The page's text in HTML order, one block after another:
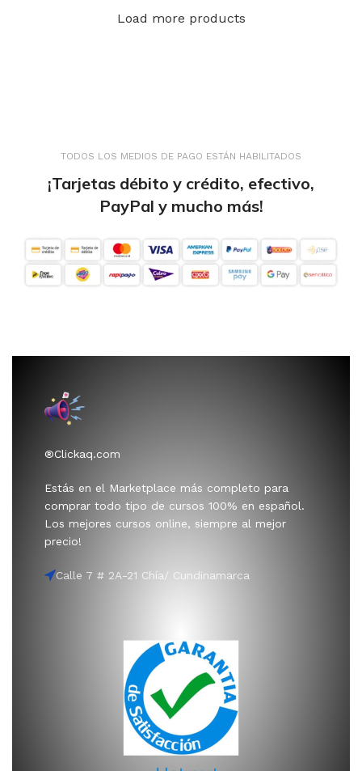
Load more products
TODOS LOS MEDIOS DE PAGO ESTÁN HABILITADOS
¡Tarjetas débito y crédito, efectivo,
PayPal y mucho más!
®Clickaq.com
Estás en el Marketplace más completo para
comprar todo tipo de cursos 100% en español.
Los mejores cursos online, siempre al mejor
precio!
Calle 7 # 2A-21 Chía/ Cundinamarca